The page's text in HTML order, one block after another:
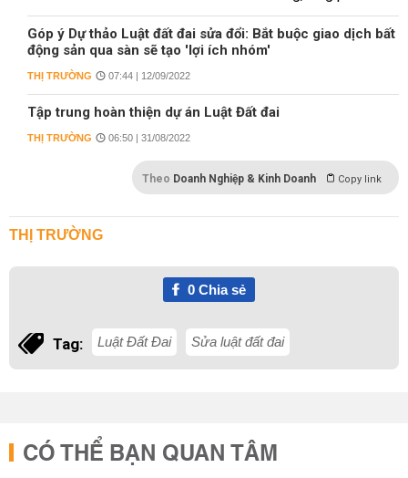
Góp ý Dự thảo Luật đất đai sửa đổi: Bắt buộc giao dịch bất
động sản qua sàn sẽ tạo 'lợi ích nhóm'
THỊ TRƯỜNG 07:44 | 12/09/2022
Tập trung hoàn thiện dự án Luật Đất đai
THỊ TRƯỜNG 06:50 | 31/08/2022
Theo Doanh Nghiệp & Kinh Doanh Copy link
THỊ TRƯỜNG
0Chia sẻ
Tag: Luật Đất Đai Sửa luật đất đai
CÓ THỂ BẠN QUAN TÂM